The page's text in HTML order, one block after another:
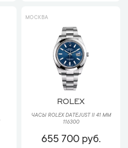
МОСКВА
ROLEX
ЧАСЫ ROLEX DATEJUST II 41 ММ
116300
655 700 руб.